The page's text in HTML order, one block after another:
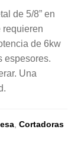
de 5/8” en
requieren
de 6kw
espesores.
Una
, Cortadoras